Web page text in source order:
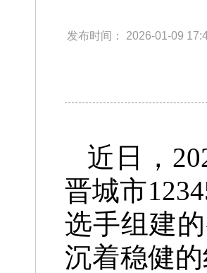
发布时间： 2026-01-09
近日，
晋城市
选手组建
沉着稳健